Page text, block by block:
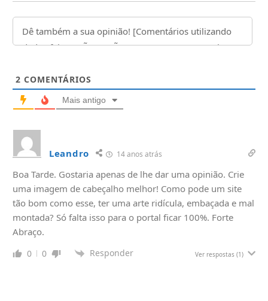
2 COMENTÁRIOS
Mais antigo
Leandro 14 anos atrás
Boa Tarde. Gostaria apenas de lhe dar uma opinião. Crie
uma imagem de cabeçalho melhor! Como pode um site
tão bom como esse, ter uma arte ridícula, embaçada e mal
montada? Só falta isso para o portal ficar 100%. Forte
Abraço.
0 0 Responder Ver respostas (1)